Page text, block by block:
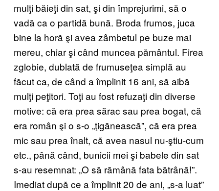
mulţi băieţi din sat, şi din împrejurimi, să o
vadă ca o partidă bună. Broda frumos, juca
bine la horă şi avea zâmbetul pe buze mai
mereu, chiar şi când muncea pământul. Firea
zglobie, dublată de frumuseţea simplă au
făcut ca, de când a împlinit 16 ani, să aibă
mulţi peţitori. Toţi au fost refuzaţi din diverse
motive: că era prea sărac sau prea bogat, că
era român şi o s-o „ţigănească”, că era prea
mic sau prea înalt, că avea nasul nu-ştiu-cum
etc., până când, bunicii mei şi babele din sat
s-au resemnat: „O să rămână fata bătrână!”.
Imediat după ce a împlinit 20 de ani, „s-a luat”